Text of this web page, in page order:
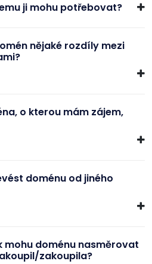
ji mohu potřebovat?
nějaké rozdíly mezi
o kterou mám zájem,
doménu od jiného
mohu doménu nasměrovat
zakoupila?